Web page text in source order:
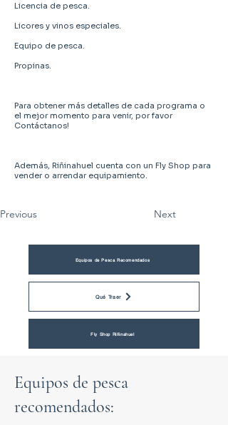
Licencia de pesca.
Licores y vinos especiales.
Equipo de pesca.
Propinas.
Para obtener más detalles de cada programa o
el mejor momento para venir, por favor
Contáctanos!
Además, Riñinahuel cuenta con un Fly Shop para
vender o arrendar equipamiento.
Previous Next
Equipos de Pesca Recomendados
Qué Traer
Fly Shop Riñinahuel
Equipos de pesca
recomendados: